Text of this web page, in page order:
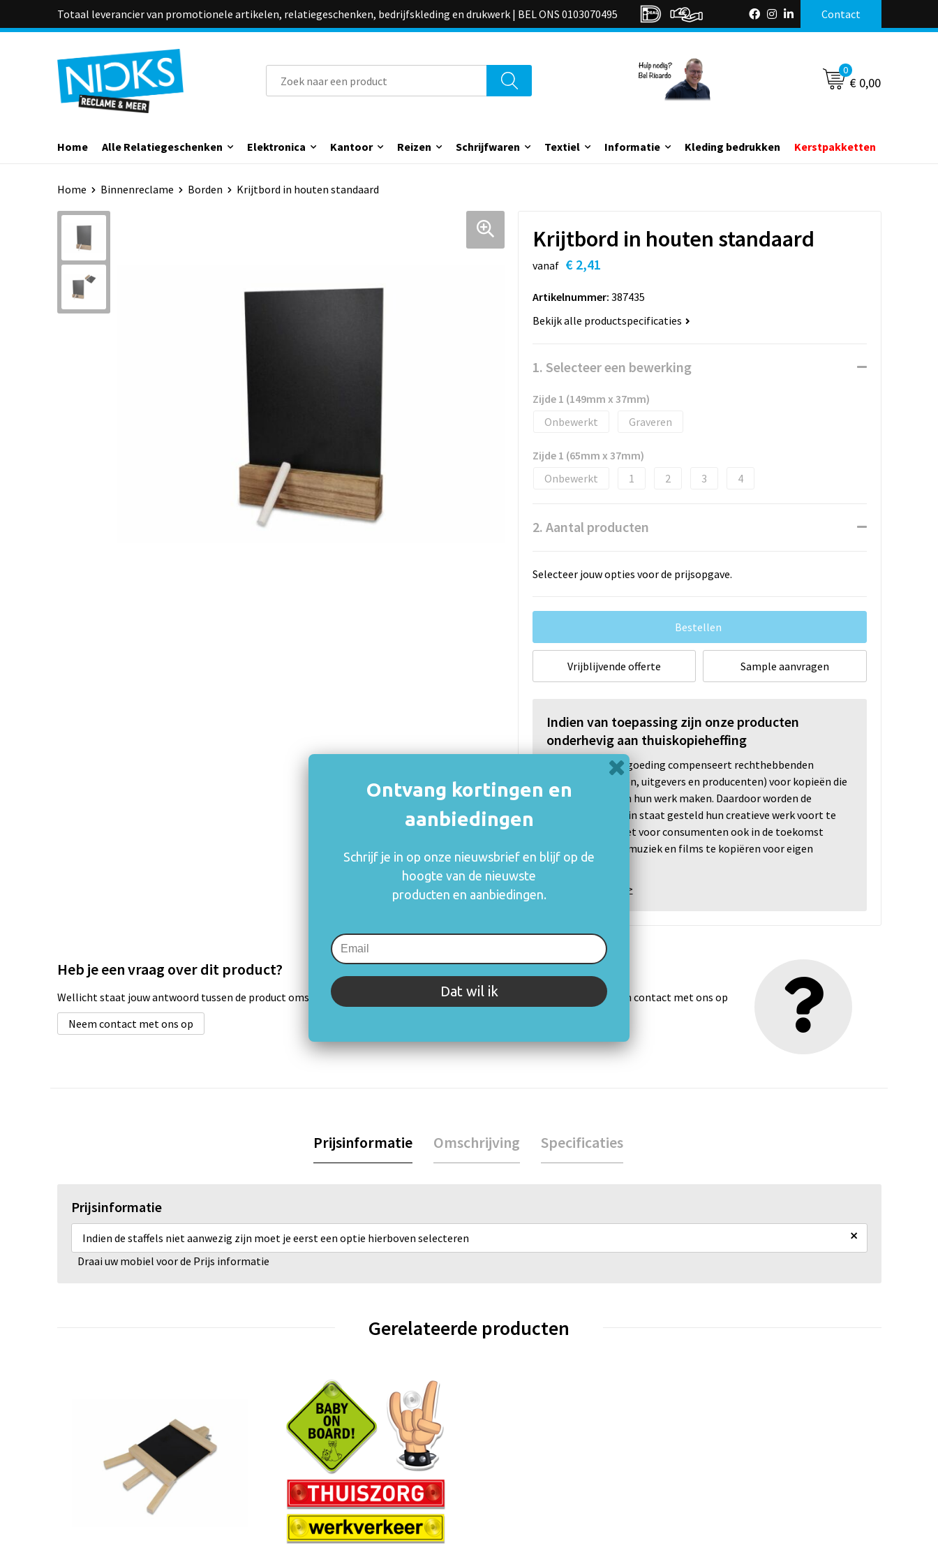
Totaal leverancier van promotionele artikelen, relatiegeschenken, bedrijfskleding en drukwerk | BEL ONS 0103070495 Contact
0
€ 0,00
Home Alle Relatiegeschenken Elektronica Kantoor Reizen Schrijfwaren Textiel Informatie Kleding bedrukken Kerstpakketten
Home Binnenreclame Borden Krijtbord in houten standaard
Krijtbord in houten standaard
vanaf € 2,41
Artikelnummer: 387435
Bekijk alle productspecificaties
1. Selecteer een bewerking
Zijde 1 (149mm x 37mm)
Onbewerkt
Graveren
Zijde 1 (65mm x 37mm)
Onbewerkt
1 2 3 4
2. Aantal producten
Selecteer jouw opties voor de prijsopgave.
Bestellen
Vrijblijvende offerte Sample aanvragen
Indien van toepassing zijn onze producten
onderhevig aan thuiskopieheffing
De thuiskopievergoeding compenseert rechthebbenden
(auteurs, artiesten, uitgevers en producenten) voor kopieën die
consumenten van hun werk maken. Daardoor worden de
rechthebbenden in staat gesteld hun creatieve werk voort te
zetten en blijft het voor consumenten ook in de toekomst
mogelijk om o.a. muziek en films te kopiëren voor eigen
gebruik.
Meer informatie >
Heb je een vraag over dit product?
Wellicht staat jouw antwoord tussen de product omschrijving of specificaties. Staat jouw vraag er niet tussen? Neem dan contact met ons op
Neem contact met ons op
Prijsinformatie Omschrijving Specificaties
Prijsinformatie
Indien de staffels niet aanwezig zijn moet je eerst een optie hierboven selecteren ×
Draai uw mobiel voor de Prijs informatie
Gerelateerde producten
Ontvang kortingen en
aanbiedingen
Schrijf je in op onze nieuwsbrief en blijf op de
hoogte van de nieuwste
producten en aanbiedingen.
Dat wil ik